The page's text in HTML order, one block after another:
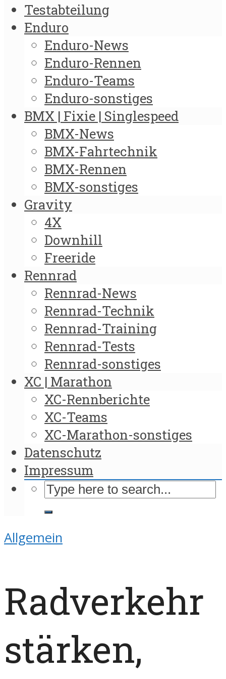
Testabteilung
Enduro
Enduro-News
Enduro-Rennen
Enduro-Teams
Enduro-sonstiges
BMX | Fixie | Singlespeed
BMX-News
BMX-Fahrtechnik
BMX-Rennen
BMX-sonstiges
Gravity
4X
Downhill
Freeride
Rennrad
Rennrad-News
Rennrad-Technik
Rennrad-Training
Rennrad-Tests
Rennrad-sonstiges
XC | Marathon
XC-Rennberichte
XC-Teams
XC-Marathon-sonstiges
Datenschutz
Impressum
Allgemein
Radverkehr
stärken,